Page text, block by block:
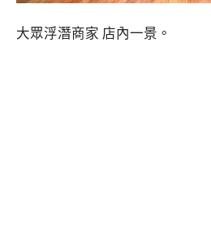
大眾浮潛商家 店內一景。